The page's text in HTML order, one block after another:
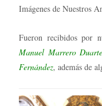
Imágenes de Nuestros
Fueron recibidos por
Manuel Marrero Duarte
Fernández, además de